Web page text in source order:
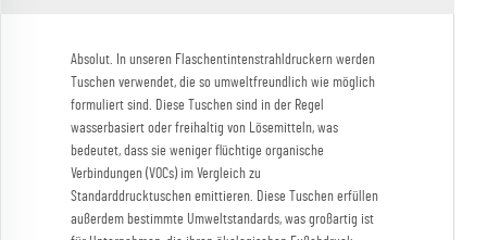
Absolut. In unseren Flaschentintenstrahldruckern werden
Tuschen verwendet, die so umweltfreundlich wie möglich
formuliert sind. Diese Tuschen sind in der Regel
wasserbasiert oder freihaltig von Lösemitteln, was
bedeutet, dass sie weniger flüchtige organische
Verbindungen (VOCs) im Vergleich zu
Standarddrucktuschen emittieren. Diese Tuschen erfüllen
außerdem bestimmte Umweltstandards, was großartig ist